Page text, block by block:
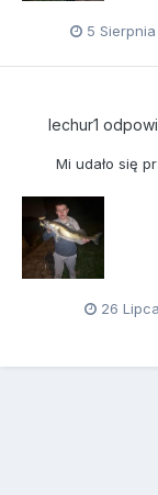
5
lechur1
Mi udało się
26